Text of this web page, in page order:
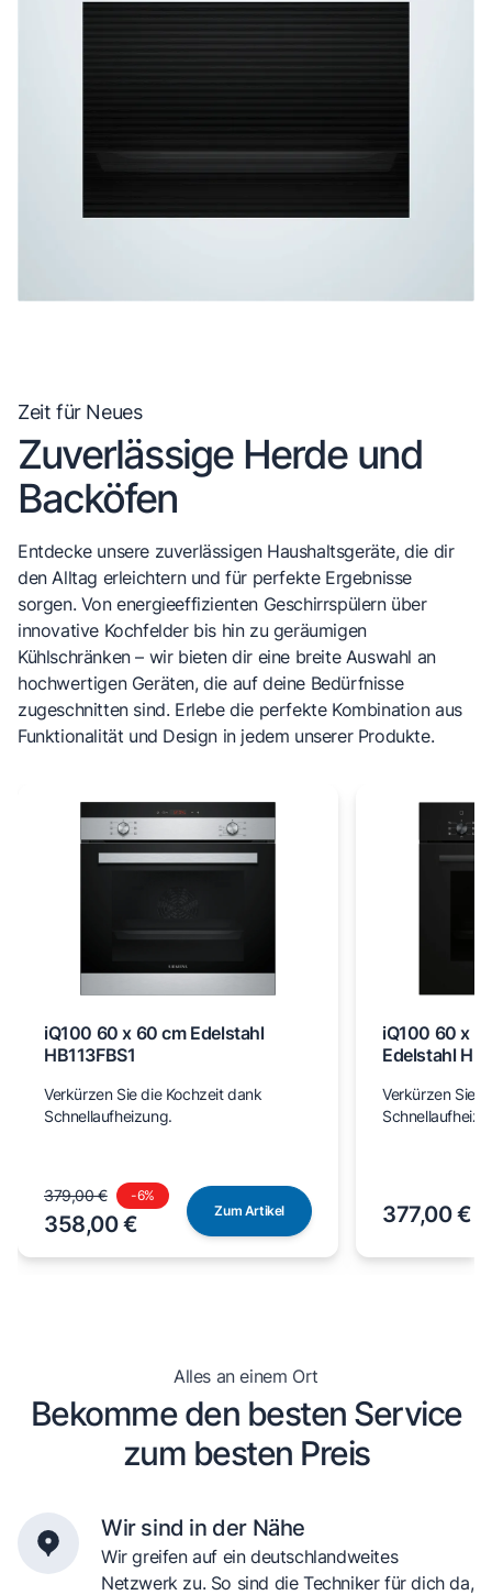
Zeit für Neues
Zuverlässige Herde und
Backöfen
Entdecke unsere zuverlässigen Haushaltsgeräte, die dir
den Alltag erleichtern und für perfekte Ergebnisse
sorgen. Von energieeffizienten Geschirrspülern über
innovative Kochfelder bis hin zu geräumigen
Kühlschränken – wir bieten dir eine breite Auswahl an
hochwertigen Geräten, die auf deine Bedürfnisse
zugeschnitten sind. Erlebe die perfekte Kombination aus
Funktionalität und Design in jedem unserer Produkte.
iQ100 60 x 60 cm Edelstahl
HB113FBS1
Verkürzen Sie die Kochzeit dank
Schnellaufheizung.
379,00 € -6%
358,00 €
Zum Artikel
iQ100 60 x
Edelstahl
Verkürzen Sie
377,00 €
Alles an einem Ort
Bekomme den besten Service
zum besten Preis
Wir sind in der Nähe
Wir greifen auf ein deutschlandweites
Netzwerk zu. So sind die Techniker für dich da,